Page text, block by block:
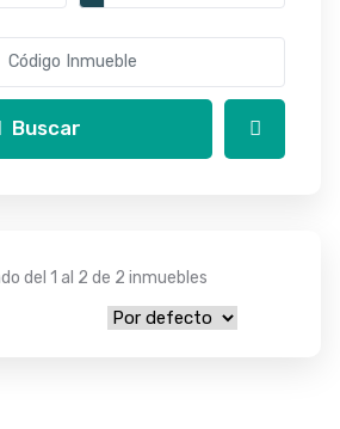
Buscar
del 1 al 2 de 2 inmuebles